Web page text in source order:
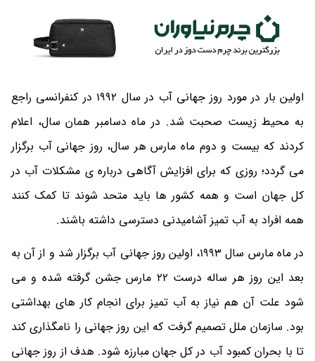
اولین بار در مورد روز جهانی آب در سال 1992 در کنفرانسی راجع
به محیط زیست صحبت شد. در ماه دسامبر همان سال، اعلام
کردند که بیست و دوم ماه مارس هر سال، روز جهانی آب برگزار
می گردد؛ روزی که برای افزایش آگاهی درباره ی مشکلات آب در
کل جهان است و همه کشور ها باید متحد شوند تا کمک کنند
همه افراد به آب تمیز آشامیدنی دسترسی داشته باشند.
در ماه مارس سال 1993، اولین روز جهانی آب برگزار شد و از آن به
بعد این روز هر ساله درست 22 مارس جشن گرفته شده و می
شود علت آن هم نیاز به آب تمیز برای انجام کار های بهداشتی
بود. سازمان ملل تصمیم گرفت که این روز جهانی را نامگذاری کند
تا با بحران کمبود آب در کل جهان مبارزه شود. هدف از روز جهانی